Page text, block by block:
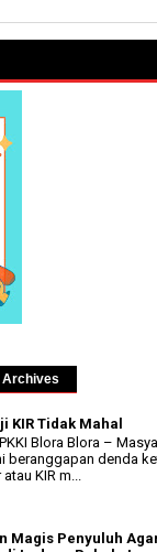
Archives
KIR Tidak Mahal
Blora Blora –
beranggapan denda
KIR m...
Magis Penyuluh